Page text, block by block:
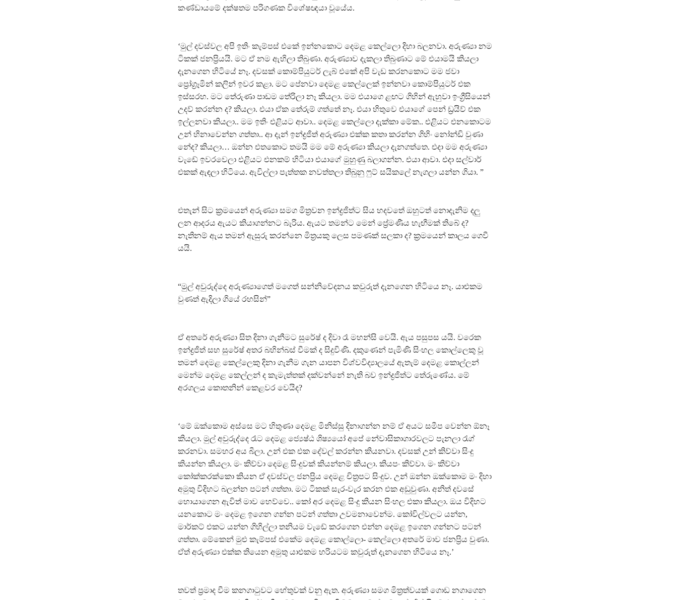
කණ්ඩායමේ දක්ෂතම පරිගණක විශේෂඥයා වූයේය.
‘මුල් දවස්වල අපි ඉතිං කැම්පස් එකේ ඉන්නකොට දෙමළ කෙල්ලො දිහා බලනවා. අරුණ්‍යා නම
ටිකක් ජනප්‍රියයි. මට ඒ නම ඇහිලා තිබුණා. අරුණ්‍යාව දැකලා තිබුණාට මේ එයාමයි කියලා
දැනගෙන හිටියේ නෑ. දවසක් කොම්පියුටර් ලැබ් එකේ අපි වැඩ කරනකොට මම ජවා
ප්‍රෝග්‍රෑමින් කලින් ඉවර කළා. මට පේනවා දෙමළ කෙල්ලෙක් ඉන්නවා කොම්පියුටර් එක
ඉස්සරහ. මට තේරුණා පාඩම තේරිලා නෑ කියලා. මම එයාගෙ ළඟට ගිහින් ඇහුවා ඉංග්‍රීසියෙන්
උදව් කරන්න ද? කියලා. එයා ඒක තේරුම් ගත්තේ නෑ. එයා හිතුවෙ එයාගේ පෙන් ඩ්‍රයිව් එක
ඉල්ලනවා කියලා.. මම ඉතිං එළියට ආවා.. දෙමළ කෙල්ලො දැක්කා මේක.. එළියට එනකොටම
උන් හිනාවෙන්න ගත්තා.. ආ දැන් ඉන්ද්‍රජිත් අරුණ්‍යා එක්ක කතා කරන්න ගිහිං නෝන්ඩි වුණා
නේද? කියලා… ඔන්න එතකොට තමයි මම මේ අරුණ්‍යා කියලා දැනගත්තෙ. එදා මම අරුණ්‍යා
වැඩේ ඉවරවෙලා එළියට එනකම් හිටියා එයාගේ මුහුණු බලාගන්න. එයා ආවා. එදා සල්වාර්
එකක් ඇඳලා හිටියෙ. ඇවිල්ලා පැත්තක නවත්තලා තිබුනු ෆුට් සයිකලේ නැගලා යන්න ගියා. ”
එතැන් සිට ක්‍රමයෙන් අරුණ්‍යා සමග මිත්‍රවන ඉන්ද්‍රජිත්ට සිය හදවතේ ඔහුටත් නොදැනිම දලු
ලන ආදරය ඇයට කියාගන්නට බැරිය. ඇයට තමන්ට මෙන් ප්‍රේමණීය හැඟීමක් තිබේ ද?
නැතිනම් ඇය තමන් ඇසුරු කරන්නෙ මිත්‍රයකු ලෙස පමණක් සලකා ද? ක්‍රමයෙන් කාලය ගෙවී
යයි.
“මුල් අවුරුද්දෙ අරුණ්‍යාගෙත් මගෙත් සන්නිවේදනය කවුරුත් දැනගෙන හිටියෙ නෑ. යාළුකම
වුණත් ඇදිලා ගියේ රහසින්”
ඒ අතරේ අරුණ්‍යා සිත දිනා ගැනීමට සුරේෂ් ද දිවා රෑ මහන්සි වෙයි. ඇය පසුපස යයි. වරෙක
ඉන්ද්‍රජිත් සහ සුරේෂ් අතර බහින්බස් වීමක් ද සිදුවිණි. දකුණෙන් පැමිණි සිංහල කොල්ලෙකු වූ
තමන් දෙමළ කෙල්ලෙකු දිනා ගැනීම ගැන යාපන විශ්වවිද්‍යාලයේ ඇතැම් දෙමළ කොල්ලන්
මෙන්ම දෙමළ කෙල්ලන් ද කැමැත්තක් දක්වන්නේ නැති බව ඉන්ද්‍රජිත්ට තේරුණේය. මේ
අරගලය කොතනින් කෙළවර වෙයිද?
‘මේ ඔක්කොම අස්සෙ මට හිතුණා දෙමළ මිනිස්සු දිනාගන්න නම් ඒ අයට සමීප වෙන්න ඕනෑ
කියලා. මුල් අවුරුද්දෙ රෑට දෙමළ ජ්‍යෙෂ්ඨ ශිෂ්‍යයෝ අපේ නේවාසිකාගාරවලට පැනලා රැග්
කරනවා. සමහර අය බීලා. උන් එක එක දේවල් කරන්න කියනවා. දවසක් උන් කිව්වා සිංදු
කියන්න කියලා. මං කිව්වා දෙමළ සිංදුවක් කියන්නම් කියලා. කියපං කිව්වා. මං කිව්වා
කෝක්කරක්කො කියන ඒ දවස්වල ජනප්‍රිය දෙමළ චිත්‍රපට සිංදුව. උන් ඔන්න ඔක්කොම මං දිහා
අමුතු විදිහට බලන්න පටන් ගත්තා. මට ටිකක් සැර-වැර කරන එක අඩුවුණා. අනිත් දවසේ
හොයාගෙන ඇවිත් මාව හෙව්වෙ.. කෝ අර දෙමළ සිංදු කියන සිංහල එකා කියලා. ඔය විදිහට
යනකොට මං දෙමළ ඉගෙන ගන්න පටන් ගත්තා උවමනාවෙන්ම. කෝවිල්වලට යන්න,
මාර්කට් එකට යන්න ගිහිල්ලා තනියම වැඩේ කරගෙන එන්න දෙමළ ඉගෙන ගන්නට පටන්
ගත්තා. මේකෙන් මුළු කැම්පස් එකේම දෙමළ කොල්ලො- කෙල්ලො අතරේ මාව ජනප්‍රිය වුණා.
ඒත් අරුණ්‍යා එක්ක තියෙන අමුතු යාළුකම හරියටම කවුරුත් දැනගෙන හිටියෙ නෑ.’
තවත් ප්‍රමාද වීම කනගාටුවට හේතුවක් වනු ඇත. අරුණ්‍යා සමග මිත්‍රත්වයක් ගොඩ නගාගෙන